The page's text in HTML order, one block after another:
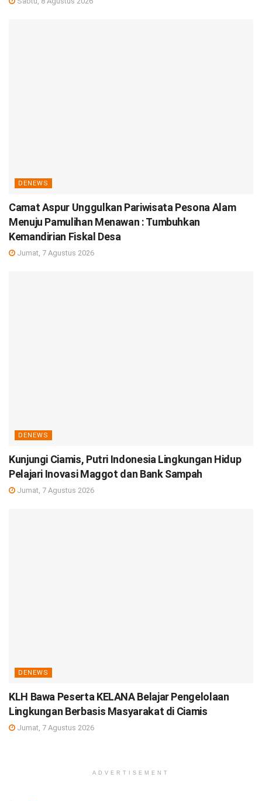
DENEWS
Camat Aspur Unggulkan Pariwisata Pesona Alam
Menuju Pamulihan Menawan : Tumbuhkan
Kemandirian Fiskal Desa
Jumat, 7 Agustus 2026
DENEWS
Kunjungi Ciamis, Putri Indonesia Lingkungan Hidup
Pelajari Inovasi Maggot dan Bank Sampah
Jumat, 7 Agustus 2026
DENEWS
KLH Bawa Peserta KELANA Belajar Pengelolaan
Lingkungan Berbasis Masyarakat di Ciamis
Jumat, 7 Agustus 2026
ADVERTISEMENT